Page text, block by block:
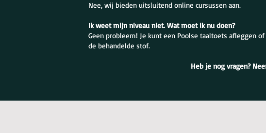
Nee, wij bieden uitsluitend online cursussen aan.
Ik weet mijn niveau niet. Wat moet ik nu doen?
Geen probleem! Je kunt een Poolse taaltoets afleggen
de behandelde stof.
Heb je nog vragen?